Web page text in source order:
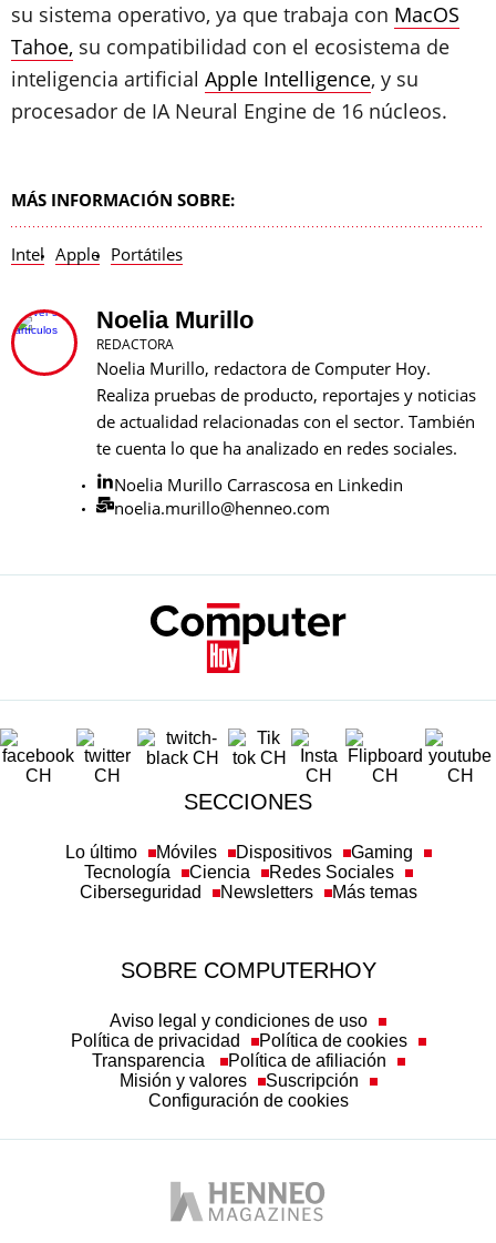
su sistema operativo, ya que trabaja con MacOS
Tahoe, su compatibilidad con el ecosistema de
inteligencia artificial Apple Intelligence, y su
procesador de IA Neural Engine de 16 núcleos.
MÁS INFORMACIÓN SOBRE:
Intel Apple Portátiles
Noelia Murillo
REDACTORA
Noelia Murillo, redactora de Computer Hoy.
Realiza pruebas de producto, reportajes y noticias
de actualidad relacionadas con el sector. También
te cuenta lo que ha analizado en redes sociales.
Noelia Murillo Carrascosa en Linkedin
noelia.murillo@henneo.com
SECCIONES
Lo último Móviles Dispositivos
Gaming
Tecnología
Ciencia
Redes Sociales
Ciberseguridad
Newsletters Más temas
SOBRE COMPUTERHOY
Aviso legal y condiciones de uso
Política de privacidad
Política de cookies
Transparencia
Política de afiliación
Misión y valores
Suscripción
Configuración de cookies